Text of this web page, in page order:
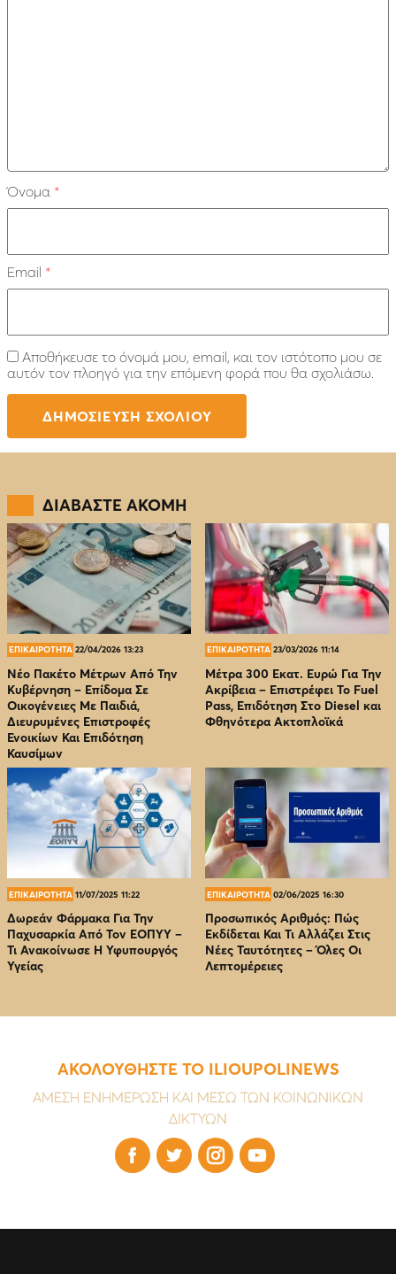
Όνομα *
Email *
Αποθήκευσε το όνομά μου, email, και τον ιστότοπο μου σε
αυτόν τον πλοηγό για την επόμενη φορά που θα σχολιάσω.
ΔΙΑΒΑΣΤΕ ΑΚΟΜΗ
ΕΠΙΚΑΙΡΟΤΗΤΑ 22/04/2026 13:23
Νέο Πακέτο Μέτρων Από Την
Κυβέρνηση – Επίδομα Σε
Οικογένειες Με Παιδιά,
Διευρυμένες Επιστροφές
Ενοικίων Και Επιδότηση
Καυσίμων
ΕΠΙΚΑΙΡΟΤΗΤΑ 23/03/2026 11:14
Μέτρα 300 Εκατ. Ευρώ Για Την
Ακρίβεια – Επιστρέφει Το Fuel
Pass, Επιδότηση Στο Diesel και
Φθηνότερα Ακτοπλοϊκά
ΕΠΙΚΑΙΡΟΤΗΤΑ 11/07/2025 11:22
Δωρεάν Φάρμακα Για Την
Παχυσαρκία Από Τον EOΠΥΥ –
Τι Ανακοίνωσε Η Υφυπουργός
Υγείας
ΕΠΙΚΑΙΡΟΤΗΤΑ 02/06/2025 16:30
Προσωπικός Αριθμός: Πώς
Εκδίδεται Και Τι Αλλάζει Στις
Νέες Ταυτότητες – Όλες Οι
Λεπτομέρειες
ΑΚΟΛΟΥΘΗΣΤΕ ΤΟ ILIOUPOLINEWS
ΑΜΕΣΗ ΕΝΗΜΕΡΩΣΗ ΚΑΙ ΜΕΣΩ ΤΩΝ ΚΟΙΝΩΝΙΚΩΝ
ΔΙΚΤΥΩΝ
   